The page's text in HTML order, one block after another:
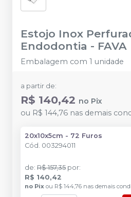
Estojo Inox
Endodontia - FAVA
Embalagem com 1 unidade
a partir de:
R$ 140,42 no Pix
ou R$ 144,76 nas demais
20x10x5cm - 72 Furos
Cód. 003294011
de: R$ 157,35 por:
R$ 140,42
no Pix ou R$ 144,76 nas demais